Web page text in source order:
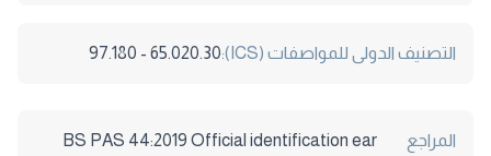
التصنيف الدولى للمواصفات (ICS): 65.020.30 - 97.180
المراجع
BS PAS 44:2019 Official identification ear